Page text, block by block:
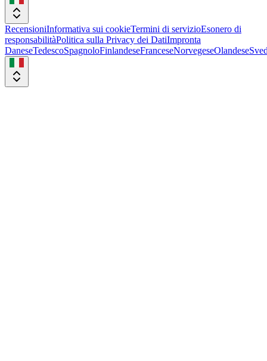
RecensioniInformativa sui cookieTermini di servizioEsonero di
responsabilitàPolitica sulla Privacy dei DatiImpronta
DaneseTedescoSpagnoloFinlandeseFranceseNorvegeseOlandese